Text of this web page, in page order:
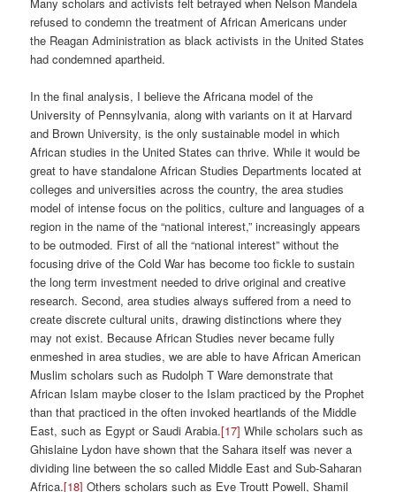
refused to condemn the treatment of African Americans under
the Reagan Administration as black activists in the United States
had condemned apartheid.
In the final analysis, I believe the Africana model of the
University of Pennsylvania, along with variants on it at Harvard
and Brown University, is the only sustainable model in which
African studies in the United States can thrive. While it would be
great to have standalone African Studies Departments located at
colleges and universities across the country, the area studies
model of intense focus on the politics, culture and languages of a
region in the name of the “national interest,” increasingly appears
to be outmoded. First of all the “national interest” without the
focusing drive of the Cold War has become too fickle to sustain
the long term investment needed to drive original and creative
research. Second, area studies always suffered from a need to
create discrete cultural units, drawing distinctions where they
may not exist. Because African Studies never became fully
enmeshed in area studies, we are able to have African American
Muslim scholars such as Rudolph T Ware demonstrate that
African Islam maybe closer to the Islam practiced by the Prophet
than that practiced in the often invoked heartlands of the Middle
East, such as Egypt or Saudi Arabia.[17] While scholars such as
Ghislaine Lydon have shown that the Sahara itself was never a
dividing line between the so called Middle East and Sub-Saharan
Africa.[18] Others scholars such as Eve Troutt Powell, Shamil